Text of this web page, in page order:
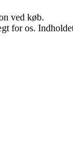
ved køb.
os.